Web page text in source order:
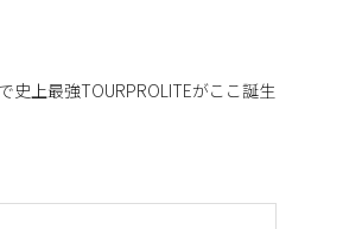
上最強TOURPROLITEがここ誕生